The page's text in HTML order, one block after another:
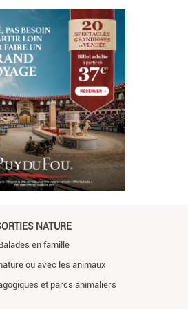
NATURE
en famille
ou avec les animaux
et parcs animaliers